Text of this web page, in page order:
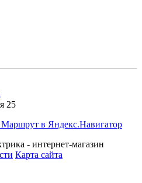
25
Маршрут в Яндекс.Навигатор
- интернет-магазин
Карта сайта